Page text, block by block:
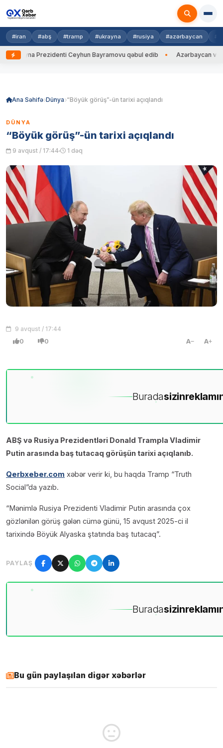
#iran #abş #tramp #ukrayna #rusiya #azərbaycan
Prezidenti Ceyhun Bayramovu qəbul edib Azərbaycan və
Ana Səhifə Dünya “Böyük görüş”-ün tarixi açıqlandı
DÜNYA
“Böyük görüş”-ün tarixi açıqlandı
9 avqust / 17:44 1 dəq
9 avqust / 17:44
0 0 A A
Buradasizin
ABŞ və Rusiya Prezidentləri Donald Trampla Vladimir
Putin arasında baş tutacaq görüşün tarixi açıqlanıb.
Qerbxeber.com xəbər verir ki, bu haqda Tramp “Truth
Social”da yazıb.
“Mənimlə Rusiya Prezidenti Vladimir Putin arasında çox
gözlənilən görüş gələn cümə günü, 15 avqust 2025-ci il
tarixində Böyük Alyaska ştatında baş tutacaq”.
PAYLAŞ
Buradasizin
Bu gün paylaşılan digər xəbərlər